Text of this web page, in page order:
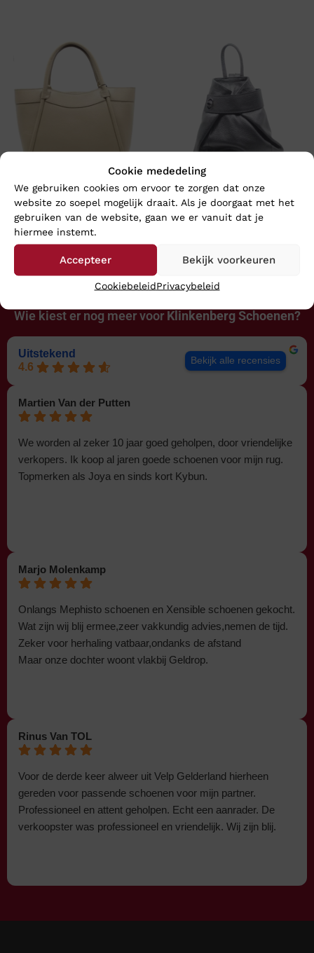
Cookie mededeling
We gebruiken cookies om ervoor te zorgen dat onze
website zo soepel mogelijk draait. Als je doorgaat met het
gebruiken van de website, gaan we er vanuit dat je
hiermee instemt.
Accepteer Bekijk voorkeuren
CookiebeleidPrivacybeleid
By MAARTJE NOOR
€89,95
By MAARTJE MARIEKE
€ 84,95
Wie kiest er nog meer voor Klinkenberg Schoenen?
Uitstekend
4.6
Bekijk alle recensies
Martien Van der Putten
We worden al zeker 10 jaar goed geholpen, door vriendelijke
verkopers. Ik koop al jaren goede schoenen voor mijn rug.
Topmerken als Joya en sinds kort Kybun.
Marjo Molenkamp
Onlangs Mephisto schoenen en Xensible schoenen gekocht.
Wat zijn wij blij ermee,zeer vakkundig advies,nemen de tijd.
Zeker voor herhaling vatbaar,ondanks de afstand
Maar onze dochter woont vlakbij Geldrop.
Rinus Van TOL
Voor de derde keer alweer uit Velp Gelderland hierheen
gereden voor passende schoenen voor mijn partner.
Professioneel en attent geholpen. Echt een aanrader. De
verkoopster was professioneel en vriendelijk. Wij zijn blij.